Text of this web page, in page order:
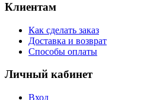
Клиентам
Как сделать заказ
Доставка и возврат
Способы оплаты
Личный кабинет
Вход